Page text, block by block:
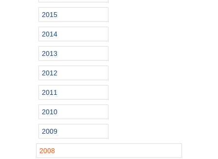
2015
2014
2013
2012
2011
2010
2009
2008